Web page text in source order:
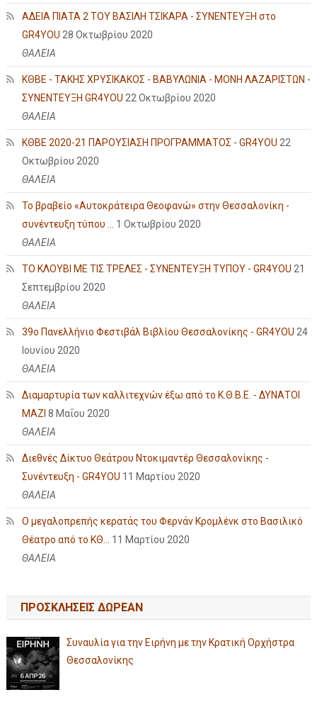
ΑΔΕΙΑ ΠΙΑΤΑ 2 ΤΟΥ ΒΑΣΙΛΗ ΤΣΙΚΑΡΑ - ΣΥΝΕΝΤΕΥΞΗ στο
GR4YOU 28 Οκτωβρίου 2020
ΘΑΛΕΙΑ
ΚΘΒΕ - ΤΑΚΗΣ ΧΡΥΣΙΚΑΚΟΣ - ΒΑΒΥΛΩΝΙΑ - ΜΟΝΗ ΛΑΖΑΡΙΣΤΩΝ -
ΣΥΝΕΝΤΕΥΞΗ GR4YOU 22 Οκτωβρίου 2020
ΘΑΛΕΙΑ
ΚΘΒΕ 2020-21 ΠΑΡΟΥΣΙΑΣΗ ΠΡΟΓΡΑΜΜΑΤΟΣ - GR4YOU 22
Οκτωβρίου 2020
ΘΑΛΕΙΑ
Το βραβείο «Αυτοκράτειρα Θεοφανώ» στην Θεσσαλονίκη -
συνέντευξη τύπου ...
1 Οκτωβρίου 2020
ΘΑΛΕΙΑ
ΤΟ ΚΛΟΥΒΙ ΜΕ ΤΙΣ ΤΡΕΛΕΣ - ΣΥΝΕΝΤΕΥΞΗ ΤΥΠΟΥ - GR4YOU 21
Σεπτεμβρίου 2020
ΘΑΛΕΙΑ
39ο Πανελλήνιο Φεστιβάλ Βιβλίου Θεσσαλονίκης - GR4YOU 24
Ιουνίου 2020
ΘΑΛΕΙΑ
Διαμαρτυρία των καλλιτεχνών έξω από το Κ.Θ.Β.Ε. - ΔΥΝΑΤΟΙ
ΜΑΖΙ 8 Μαΐου 2020
ΘΑΛΕΙΑ
Διεθνές Δίκτυο Θεάτρου Ντοκιμαντέρ Θεσσαλονίκης -
Συνέντευξη - GR4YOU 11 Μαρτίου 2020
ΘΑΛΕΙΑ
Ο μεγαλοπρεπής κερατάς του Φερνάν Κρομλένκ στο Βασιλικό
Θέατρο από το ΚΘ...
11 Μαρτίου 2020
ΘΑΛΕΙΑ
ΠΡΟΣΚΛΗΣΕΙΣ ΔΩΡΕΑΝ
Συναυλία για την Ειρήνη με την Κρατική Ορχήστρα
Θεσσαλονίκης